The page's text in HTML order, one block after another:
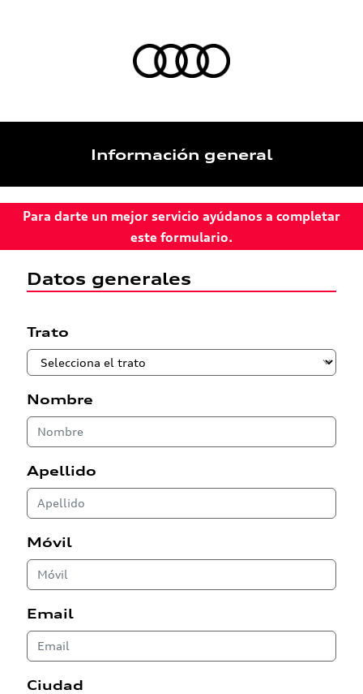
Información general
Para darte un mejor servicio ayúdanos a completar
este formulario.
Datos generales
Trato
Nombre
Apellido
Móvil
Email
Ciudad